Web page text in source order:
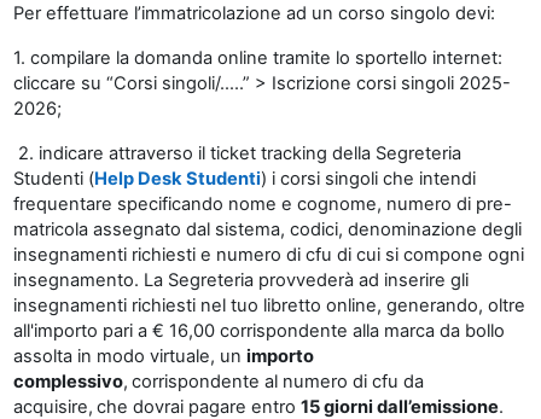
Per effettuare l’immatricolazione ad un corso singolo devi:
1. compilare la domanda online tramite lo sportello internet:
cliccare su “Corsi singoli/…..” > Iscrizione corsi singoli 2025-
2026;
2. indicare attraverso il ticket tracking della Segreteria
Studenti (Help Desk Studenti) i corsi singoli che intendi
frequentare specificando nome e cognome, numero di pre-
matricola assegnato dal sistema, codici, denominazione degli
insegnamenti richiesti e numero di cfu di cui si compone ogni
insegnamento. La Segreteria provvederà ad inserire gli
insegnamenti richiesti nel tuo libretto online, generando, oltre
all'importo pari a € 16,00 corrispondente alla marca da bollo
assolta in modo virtuale, un importo
complessivo, corrispondente al numero di cfu da
acquisire, che dovrai pagare entro 15 giorni dall’emissione.